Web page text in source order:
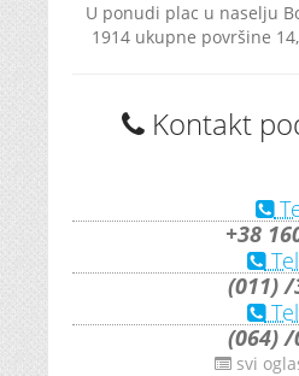
U ponudi plac u naselju
1914 ukupne površine
Kontakt
+38
(011) /
(064) /
svi